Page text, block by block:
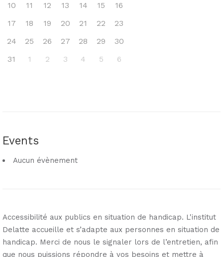
10
11 12 13 14 15
16
17
18 19 20 21 22
23
24
25 26 27 28 29
30
31
1 2 3 4 5 6
Events
Aucun évènement
Accessibilité aux publics en situation de handicap. L'institut
Delatte accueille et s’adapte aux personnes en situation de
handicap. Merci de nous le signaler lors de l’entretien, afin
que nous puissions répondre à vos besoins et mettre à